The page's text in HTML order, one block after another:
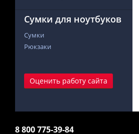
Сумки для ноутбуков
Сумки
Рюкзаки
Оценить работу сайта
8 800 775-39-84